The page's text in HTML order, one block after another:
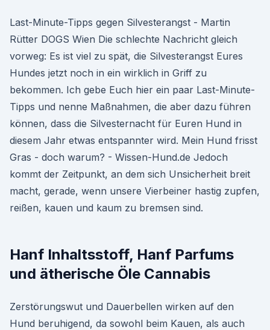
Last-Minute-Tipps gegen Silvesterangst - Martin
Rütter DOGS Wien Die schlechte Nachricht gleich
vorweg: Es ist viel zu spät, die Silvesterangst Eures
Hundes jetzt noch in ein wirklich in Griff zu
bekommen. Ich gebe Euch hier ein paar Last-Minute-
Tipps und nenne Maßnahmen, die aber dazu führen
können, dass die Silvesternacht für Euren Hund in
diesem Jahr etwas entspannter wird. Mein Hund frisst
Gras - doch warum? - Wissen-Hund.de Jedoch
kommt der Zeitpunkt, an dem sich Unsicherheit breit
macht, gerade, wenn unsere Vierbeiner hastig zupfen,
reißen, kauen und kaum zu bremsen sind.
Hanf Inhaltsstoff, Hanf Parfums
und ätherische Öle Cannabis
Zerstörungswut und Dauerbellen wirken auf den
Hund beruhigend, da sowohl beim Kauen, als auch